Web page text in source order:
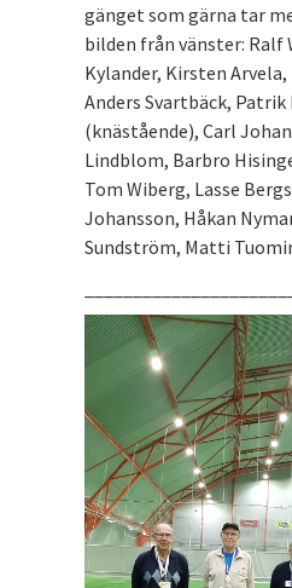
gänget som gärna tar
bilden från vänster: Ralf
Kylander, Kirsten
Anders Svartbäck,
(knästående), Carl
Lindblom, Barbro
Tom Wiberg, Lasse
Johansson, Håkan
Sundström, Matti